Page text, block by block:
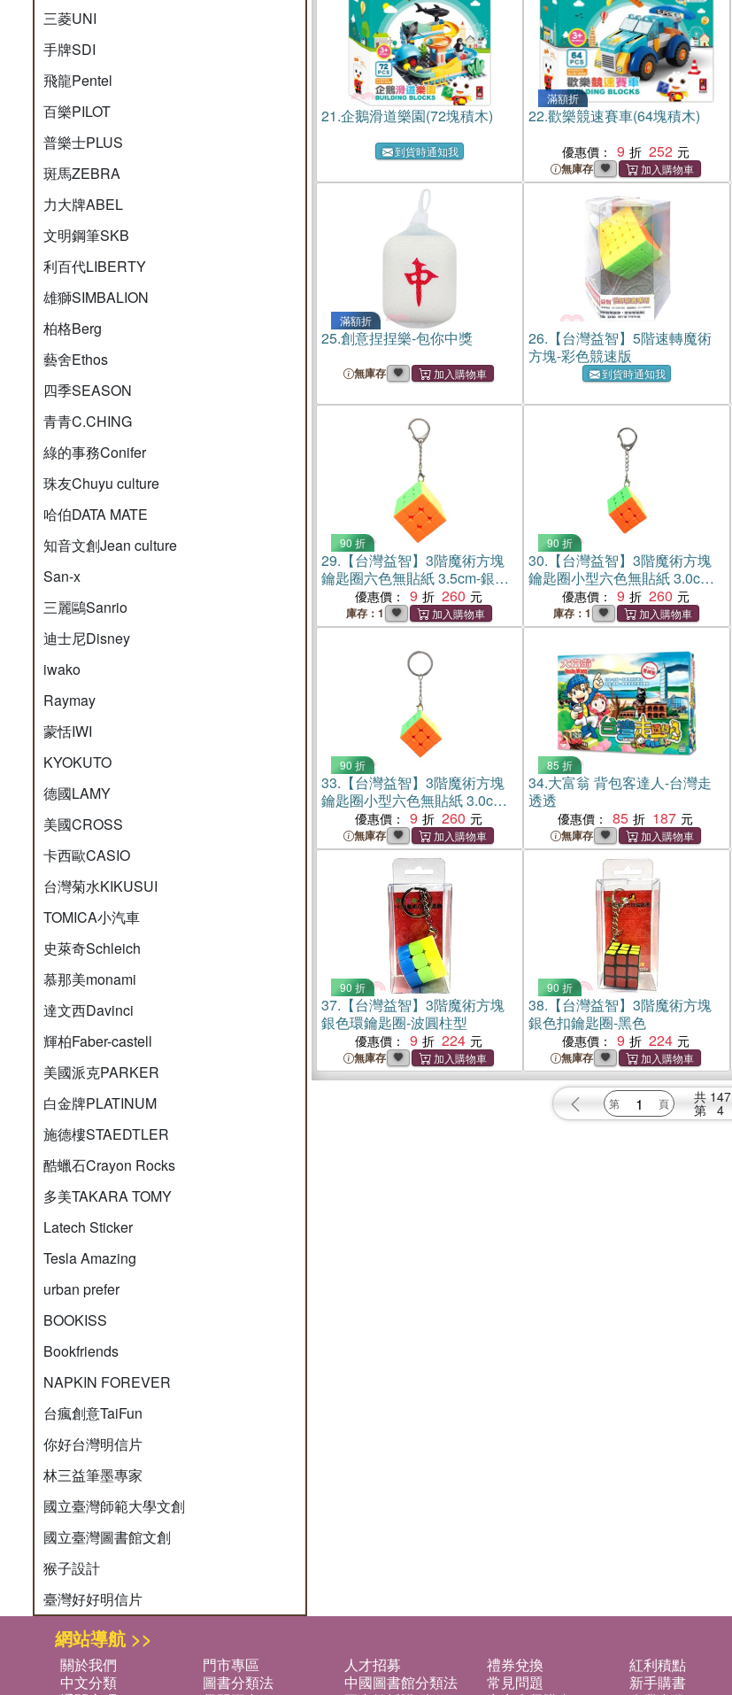
三菱UNI
手牌SDI
飛龍Pentel
百樂PILOT
普樂士PLUS
斑馬ZEBRA
力大牌ABEL
文明鋼筆SKB
利百代LIBERTY
雄獅SIMBALION
柏格Berg
藝舍Ethos
四季SEASON
青青C.CHING
綠的事務Conifer
珠友Chuyu culture
哈伯DATA MATE
知音文創Jean culture
San-x
三麗鷗Sanrio
迪士尼Disney
iwako
Raymay
蒙恬IWI
KYOKUTO
德國LAMY
美國CROSS
卡西歐CASIO
台灣菊水KIKUSUI
TOMICA小汽車
史萊奇Schleich
慕那美monami
達文西Davinci
輝柏Faber-castell
美國派克PARKER
白金牌PLATINUM
施德樓STAEDTLER
酷蠟石Crayon Rocks
多美TAKARA TOMY
Latech Sticker
Tesla Amazing
urban prefer
BOOKISS
Bookfriends
NAPKIN FOREVER
台瘋創意TaiFun
你好台灣明信片
林三益筆墨專家
國立臺灣師範大學文創
國立臺灣圖書館文創
猴子設計
臺灣好好明信片
21.企鵝滑道樂園(72塊積木)
到貨時通知我
滿額折
22.歡樂競速賽車(64塊積木)
優惠價： 9 252
無庫存
滿額折
25.創意捏捏樂-包你中獎
無庫存
26. 【台灣益智】5階速轉魔術
方塊-彩色競速版
到貨時通知我
90 折
29. 【台灣益智】3階魔術方塊
鑰匙圈六色無貼紙 3.5cm-銀色
優惠價： 9 260
庫存：1
90 折
30. 【台灣益智】3階魔術方塊
鑰匙圈小型六色無貼紙 3.0cm-
銀色扣優惠價： 9 260
庫存：1
90 折
33. 【台灣益智】3階魔術方塊
鑰匙圈小型六色無貼紙 3.0cm-
銀色環優惠價： 9 260
無庫存
85 折
34.大富翁 背包客達人-台灣走
透透
優惠價： 85 187
無庫存
90 折
37. 【台灣益智】3階魔術方塊
銀色環鑰匙圈-波圓柱型
優惠價： 9 224
無庫存
90 折
38. 【台灣益智】3階魔術方塊
銀色扣鑰匙圈-黑色
優惠價： 9 224
無庫存
共 147
第 4
網站導航 >>
關於我們 門市專區 人才招募 禮券兌換
紅利積點
中文分類
圖書分類法 中國圖書館分類法 常見問題
新手購書